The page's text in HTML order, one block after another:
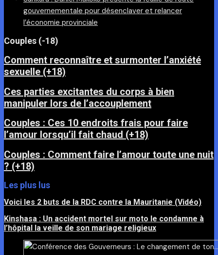
gouvernementale pour désenclaver et relancer
l’économie provinciale
Couples (-18)
Comment reconnaître et surmonter l’anxiété
sexuelle (+18)
Ces parties excitantes du corps à bien
manipuler lors de l’accouplement
Couples : Ces 10 endroits frais pour faire
l’amour lorsqu’il fait chaud (+18)
Couples : Comment faire l’amour toute une nuit
? (+18)
Les plus lus
Voici les 2 buts de la RDC contre la Mauritanie (Vidéo)
Kinshasa : Un accident mortel sur moto le condamne à
l’hôpital la veille de son mariage religieux